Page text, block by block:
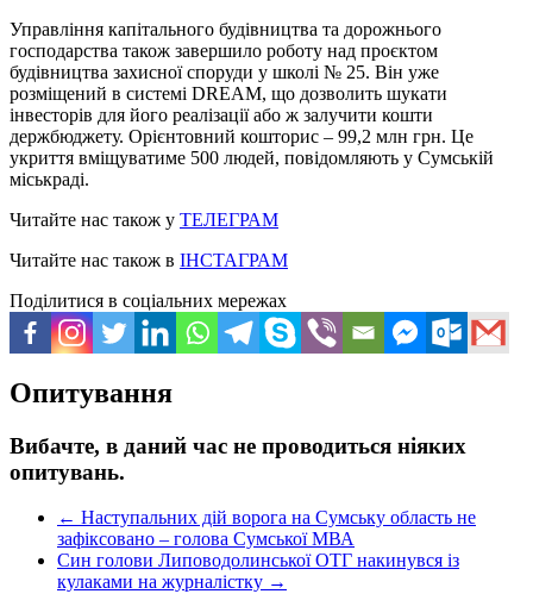
Управління капітального будівництва та дорожнього
господарства також завершило роботу над проєктом
будівництва захисної споруди у школі № 25. Він уже
розміщений в системі DREAM, що дозволить шукати
інвесторів для його реалізації або ж залучити кошти
держбюджету. Орієнтовний кошторис – 99,2 млн грн. Це
укриття вміщуватиме 500 людей, повідомляють у Сумській
міськраді.
Читайте нас також у ТЕЛЕГРАМ
Читайте нас також в ІНСТАГРАМ
Поділитися в соціальних мережах
Опитування
Вибачте, в даний час не проводиться ніяких
опитувань.
← Наступальних дій ворога на Сумську область не
зафіксовано – голова Сумської МВА
Син голови Липоводолинської ОТГ накинувся із
кулаками на журналістку →